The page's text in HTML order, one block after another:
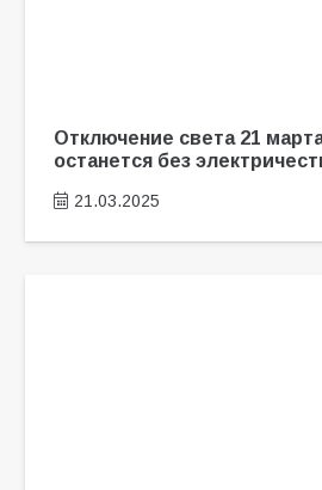
Отключение света 21
останется без
21.03.2025